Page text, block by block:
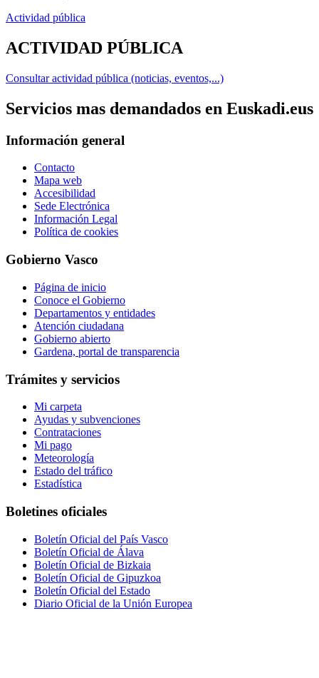
Actividad pública
ACTIVIDAD PÚBLICA
Consultar actividad pública (noticias, eventos,...)
Servicios mas demandados en Euskadi.eus
Información general
Contacto
Mapa web
Accesibilidad
Sede Electrónica
Información Legal
Política de cookies
Gobierno Vasco
Página de inicio
Conoce el Gobierno
Departamentos y entidades
Atención ciudadana
Gobierno abierto
Gardena, portal de transparencia
Trámites y servicios
Mi carpeta
Ayudas y subvenciones
Contrataciones
Mi pago
Meteorología
Estado del tráfico
Estadística
Boletines oficiales
Boletín Oficial del País Vasco
Boletín Oficial de Álava
Boletín Oficial de Bizkaia
Boletín Oficial de Gipuzkoa
Boletín Oficial del Estado
Diario Oficial de la Unión Europea